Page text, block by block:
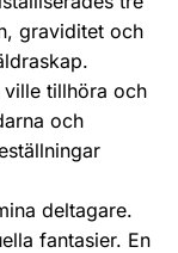
graviditet och
tillhöra och
och
deltagare.
fantasier. En